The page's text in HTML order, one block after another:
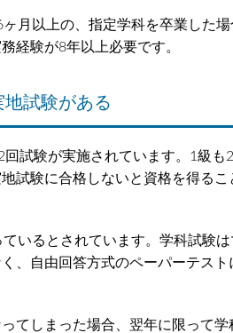
月以上の、指定学科を卒業した場
経験が8年以上必要です。
試験がある
試験が実施されています。1級も
試験に合格しないと資格を得るこ
いるとされています。学科試験
、自由回答方式のペーパーテスト
てしまった場合、翌年に限って学